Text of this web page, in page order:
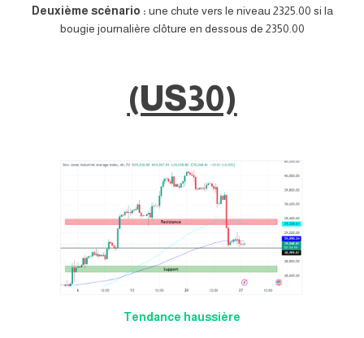
Deuxième scénario : une chute vers le niveau 2325.00 si la
bougie journalière clôture en dessous de 2350.00
(US30)
Tendance haussière